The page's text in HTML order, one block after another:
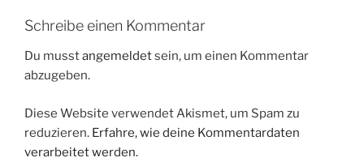
Schreibe einen Kommentar
Du musstangemeldetsein, um einen Kommentar
abzugeben.
Diese Website verwendet Akismet, um Spam zu
reduzieren. Erfahre, wie deine Kommentardaten
verarbeitet werden.